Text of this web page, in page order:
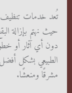
تُعد خدمات تنظيف
حيث نهتم بإزالة
دون أي آثار أو
الطبيعي بشكل
مشرقًا ومنعشًا.